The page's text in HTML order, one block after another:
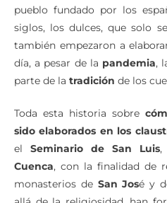
pueblo fundado por los
siglos, los dulces, que solo
también empezaron a
día, a pesar de la pandemia,
parte de la tradición de los
Toda esta historia sobre
sido elaborados en los
el Seminario de San Luis,
Cuenca, con la finalidad de
monasterios deSan José y